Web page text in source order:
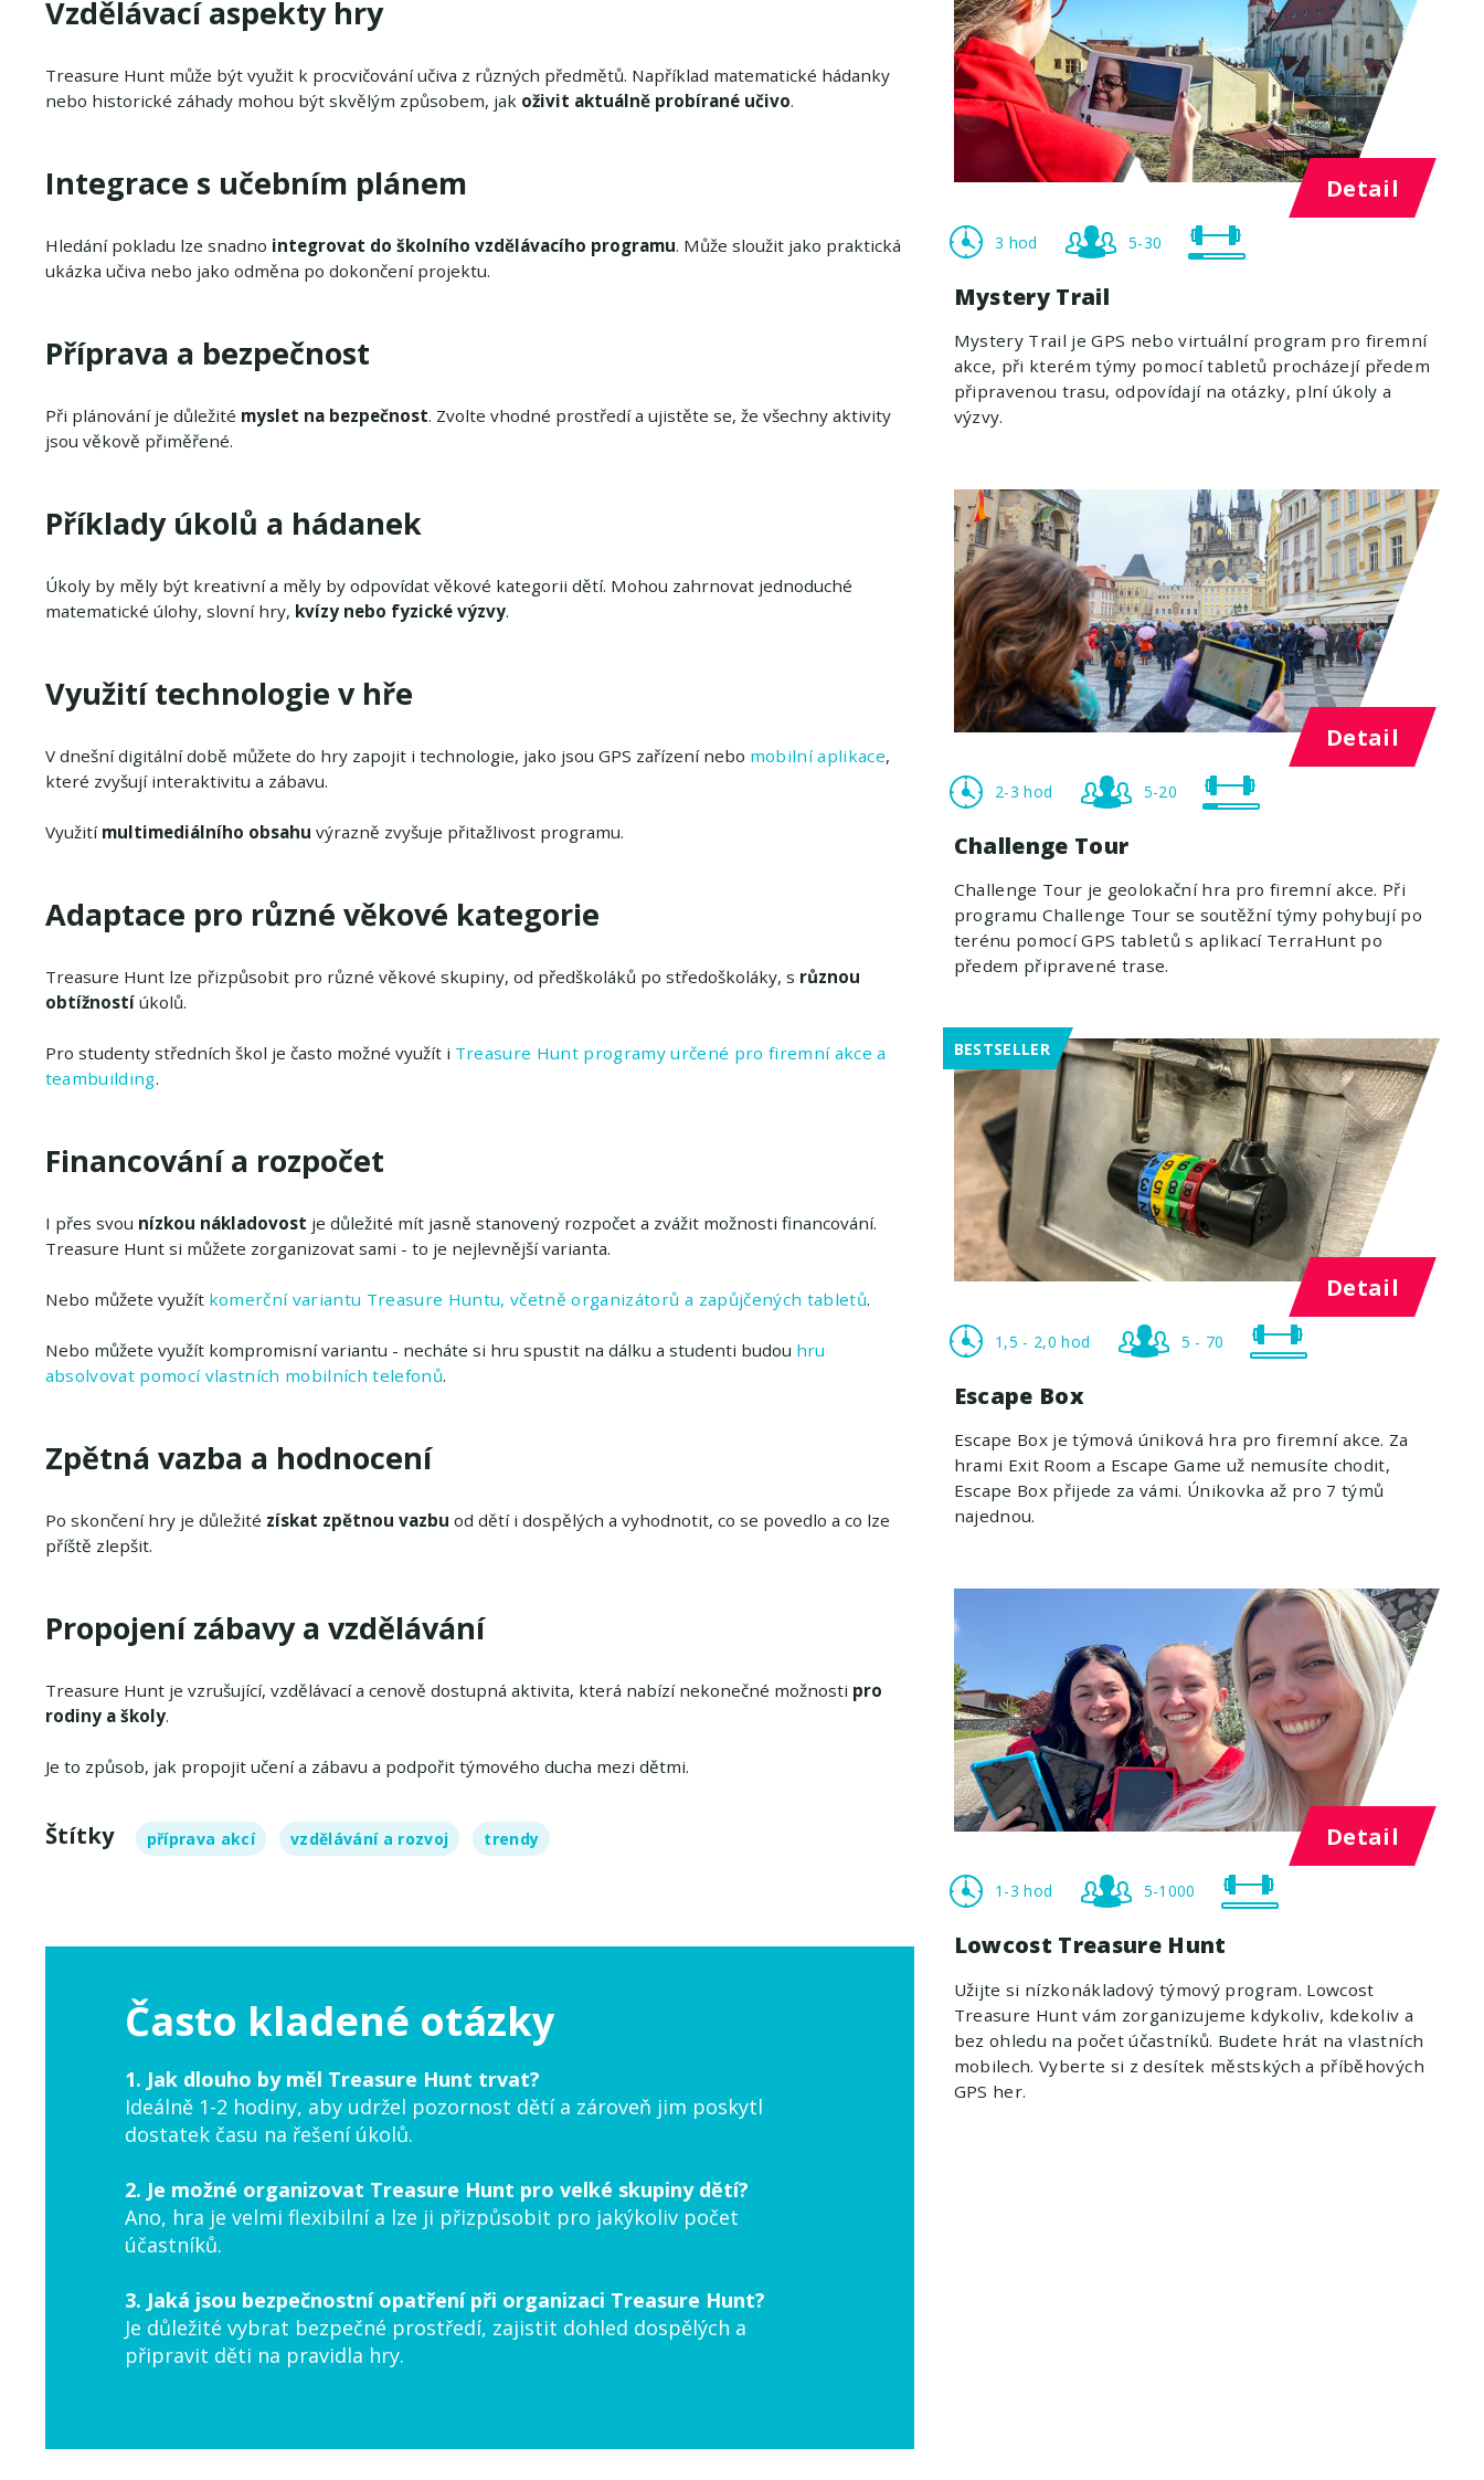
Vzdělávací aspekty hry
Treasure Hunt může být využit k procvičování učiva z různých předmětů. Například matematické hádanky
nebo historické záhady mohou být skvělým způsobem, jak oživit aktuálně probírané učivo.
Integrace s učebním plánem
Hledání pokladu lze snadno integrovat do školního vzdělávacího programu. Může sloužit jako praktická
ukázka učiva nebo jako odměna po dokončení projektu.
Příprava a bezpečnost
Při plánování je důležité myslet na bezpečnost. Zvolte vhodné prostředí a ujistěte se, že všechny aktivity
jsou věkově přiměřené.
Příklady úkolů a hádanek
Úkoly by měly být kreativní a měly by odpovídat věkové kategorii dětí. Mohou zahrnovat jednoduché
matematické úlohy, slovní hry, kvízy nebo fyzické výzvy.
Využití technologie v hře
V dnešní digitální době můžete do hry zapojit i technologie, jako jsou GPS zařízení nebo mobilní aplikace,
které zvyšují interaktivitu a zábavu.
Využití multimediálního obsahu výrazně zvyšuje přitažlivost programu.
Adaptace pro různé věkové kategorie
Treasure Hunt lze přizpůsobit pro různé věkové skupiny, od předškoláků po středoškoláky, s různou
obtížnostíúkolů.
Pro studenty středních škol je často možné využít i Treasure Hunt programy určené pro firemní akce a
teambuilding.
Financování a rozpočet
I přes svou nízkou nákladovost je důležité mít jasně stanovený rozpočet a zvážit možnosti financování.
Treasure Hunt si můžete zorganizovat sami - to je nejlevnější varianta.
Nebo můžete využít komerční variantu Treasure Huntu, včetně organizátorů a zapůjčených tabletů.
Nebo můžete využít kompromisní variantu - necháte si hru spustit na dálku a studenti budou hru
absolvovat pomocí vlastních mobilních telefonů.
Zpětná vazba a hodnocení
Po skončení hry je důležité získat zpětnou vazbu od dětí i dospělých a vyhodnotit, co se povedlo a co lze
příště zlepšit.
Propojení zábavy a vzdělávání
Treasure Hunt je vzrušující, vzdělávací a cenově dostupná aktivita, která nabízí nekonečné možnosti pro
rodiny a školy.
Je to způsob, jak propojit učení a zábavu a podpořit týmového ducha mezi dětmi.
Štítky příprava akcí vzdělávání a rozvoj trendy
Často kladené otázky
1. Jak dlouho by měl Treasure Hunt trvat?
Ideálně 1-2 hodiny, aby udržel pozornost dětí a zároveň jim poskytl
dostatek času na řešení úkolů.
2. Je možné organizovat Treasure Hunt pro velké skupiny dětí?
Ano, hra je velmi flexibilní a lze ji přizpůsobit pro jakýkoliv počet
účastníků.
3. Jaká jsou bezpečnostní opatření při organizaci Treasure Hunt?
Je důležité vybrat bezpečné prostředí, zajistit dohled dospělých a
připravit děti na pravidla hry.
Detail
3 hod 5-30
Mystery Trail
Mystery Trail je GPS nebo virtuální program pro firemní
akce, při kterém týmy pomocí tabletů procházejí předem
připravenou trasu, odpovídají na otázky, plní úkoly a
výzvy.
Detail
2-3 hod 5-20
Challenge Tour
Challenge Tour je geolokační hra pro firemní akce. Při
programu Challenge Tour se soutěžní týmy pohybují po
terénu pomocí GPS tabletů s aplikací TerraHunt po
předem připravené trase.
BESTSELLER
Detail
1,5 - 2,0 hod 5 - 70
Escape Box
Escape Box je týmová úniková hra pro firemní akce. Za
hrami Exit Room a Escape Game už nemusíte chodit,
Escape Box přijede za vámi. Únikovka až pro 7 týmů
najednou.
Detail
1-3 hod 5-1000
Lowcost Treasure Hunt
Užijte si nízkonákladový týmový program. Lowcost
Treasure Hunt vám zorganizujeme kdykoliv, kdekoliv a
bez ohledu na počet účastníků. Budete hrát na vlastních
mobilech. Vyberte si z desítek městských a příběhových
GPS her.